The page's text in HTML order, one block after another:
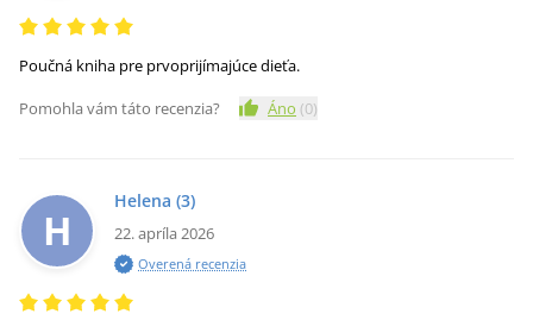
Poučná kniha pre prvoprijímajúce dieťa.
Pomohla vám táto recenzia?
Áno (0)
H
Helena (3)
22. apríla 2026
Overená recenzia